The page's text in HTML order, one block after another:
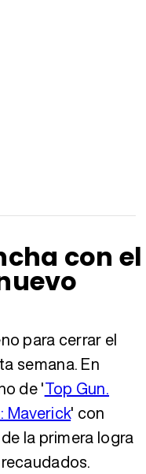
con el
para cerrar el
semana. En
de 'Top Gun.
Maverick' con
la primera logra